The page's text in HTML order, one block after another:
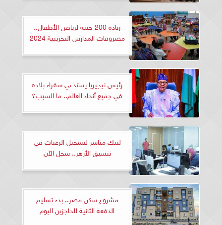
زيادة 200 جنيه لرياض الأطفال..
مصروفات المدارس التجريبية 2024
رئيس نيجيريا يستدعي سفراء بلاده
في جميع أنحاء العالم.. ما السبب؟
لينك مباشر لتسجيل الرغبات في
تنسيق الأزهر.. سجل الآن
مشروع سكن مصر.. بدء تسليم
الدفعة الثانية للحاجزين اليوم